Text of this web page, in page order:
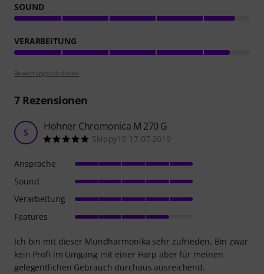
SOUND
VERARBEITUNG
Bewertungsrichtlinien
7Rezensionen
S Hohner Chromonica M 270 G
Skippy10 17.07.2019
Ich bin mit dieser Mundharmonika sehr zufrieden. Bin zwar
kein Profi im Umgang mit einer Harp aber für meinen
gelegentlichen Gebrauch durchaus ausreichend.
Ansprache
Sound
Verarbeitung
Features